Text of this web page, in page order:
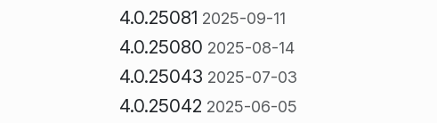
4.0.25081 2025-09-11
4.0.25080 2025-08-14
4.0.25043 2025-07-03
4.0.25042 2025-06-05